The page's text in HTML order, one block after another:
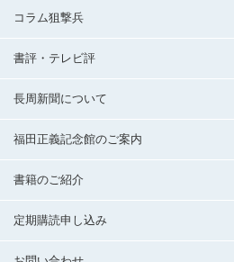
コラム狙撃兵
書評・テレビ評
長周新聞について
福田正義記念館のご案内
書籍のご紹介
定期購読申し込み